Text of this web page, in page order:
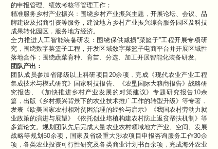
的申报管理、绩效考核等管理工作；
精准服务乡村产业振兴： 围绕乡村产业振兴主题，开展论坛、会议、品
牌建设及招商引资等服务，建设地方乡村产业振兴综合服务园区及科技
成果转化园区，服务地方经济。
全力推进人工智能装备研发： 围绕保供减损“菜篮子”工程开展专项研
究，围绕数字菜篮子工程，开发区域数字菜篮子电商平台并开展区域性
落地合作；围绕蔬菜育种、育苗、分选、加工开展智能化装备研发。
团队产出：
团队成员参加省部级以上科研项目 20余项，完成《现代农业产业工程
集成技术与模式研究》国家科技报告、《农垦国际大粮商报告》战略研
究报告、《加快推进乡村产业发展的对策建议》专题研究报告10余
篇，出版《乡村振兴背景下的农业技术推广工作的转型升级》等专著，
发表《欧美国家农村相对贫困治理的经验与启示》《我国农村劳动力就
业政策的演进与展望》《依托创业培植构建农村防止返贫帮扶机制》等
多篇论文。规划团队先后完成大量农业农村领域地方产业、空间、发展
战略等规划50余项，国家及省级重大涉农项目申报咨询服务工作30余
项，各类农业投资可行性研究及各类商业计划书百余项，完成海外农业